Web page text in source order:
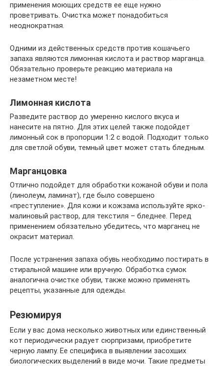
применения моющих средств ее еще нужно
проветривать. Очистка может понадобиться
неоднократная.
Одними из действенных средств против кошачьего
запаха являются лимонная кислота и раствор марганца.
Обязательно проверьте реакцию материала на
незаметном месте!
Лимонная кислота
Разведите раствор до умеренно кислого вкуса и
нанесите на пятно. Для этих целей также подойдет
лимонный сок в пропорции 1:2 с водой. Подходит только
для светлой обуви, темный цвет может стать бледным.
Марганцовка
Отлично подойдет для обработки кожаной обуви и пола
(линолеум, ламинат), где было совершено
«преступление». Для кожи и кожзама используйте ярко-
малиновый раствор, для текстиля – бледнее. Перед
применением обязательно убедитесь, что марганец не
окрасит материал.
После устранения запаха обувь необходимо постирать в
стиральной машине или вручную. Обработка сумок
аналогична очистке обуви, также можно применять
рецепты, указанные для одежды.
Резюмируя
Если у вас дома несколько животных или единственный
кот периодически радует сюрпризами, приобретите
черную лампу. Ее специфика в выявлении засохших
биологических выделений в виде мочи. Такие предметы